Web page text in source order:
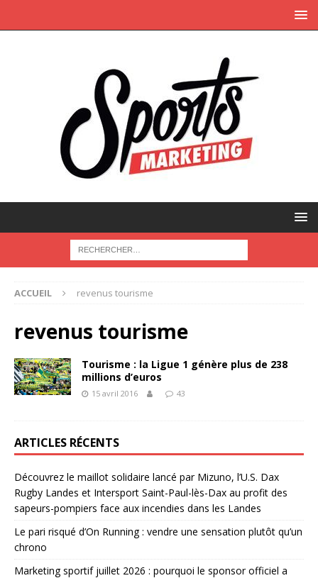
ACCUEIL revenus tourisme
revenus tourisme
Tourisme : la Ligue 1 génère plus de 238
millions d’euros
15 avril 2016 43
ARTICLES RÉCENTS
Découvrez le maillot solidaire lancé par Mizuno, l’U.S. Dax
Rugby Landes et Intersport Saint-Paul-lès-Dax au profit des
sapeurs-pompiers face aux incendies dans les Landes
Le pari risqué d’On Running : vendre une sensation plutôt qu’un
chrono
Marketing sportif juillet 2026 : pourquoi le sponsor officiel a